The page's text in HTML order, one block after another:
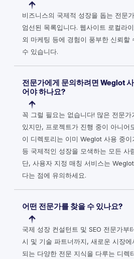
비즈니스의 국제적 성장을 돕는 전문
엄선된 목록입니다. 웹사이트 로컬라
외 마케팅 등에 경험이 풍부한 신뢰할
수 있습니다.
전문가에게 문의하려면 Weglot
어야 하나요?
꼭 그럴 필요는 없습니다! 많은 전문
있지만, 프로젝트가 진행 중이 아니어
이 디렉토리는 이미 Weglot 사용 중
등 국제적인 성장을 모색하는 모든 사
단, 사용자 지정 매칭 서비스는
다는 점에 유의하세요.
어떤 전문가를 찾을 수 있나요?
국제 성장 컨설턴트 및 SEO 전문가부
시 및 기술 파트너까지, 새로운 시장
되는 다양한 전문 지식을 다루는 디렉